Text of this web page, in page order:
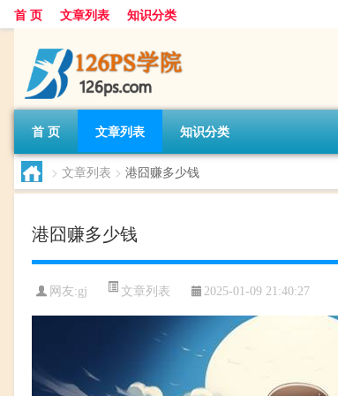
首 页 文章列表 知识分类
首 页 文章列表 知识分类
> 文章列表 > 港囧赚多少钱
港囧赚多少钱
网友:gj 文章列表 2025-01-09 21:40:27